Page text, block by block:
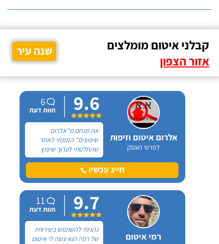
קבלני איטום מומלצים
אזור הצפון
שנה עיר
אלרום איטום וזיפות
לפרטי העסק
9.6
6
חוות דעת
את מנחם מ"אלרום
שיפוצים" הזמנתי לאחר
שהחלטתי לערוך שיפוץ
כללי בדירתי שבטבריה. את
הטלפון של מנחם קיבלתי
מחבר שהמליץ עליו בחום
שממליץ עליו בחום רב.
חייג עכשיו
רמי איטום
9.7
11
חוות דעת
נהניתי להשתמש בשירותיו
של רמי! הוא עשה לי איטום